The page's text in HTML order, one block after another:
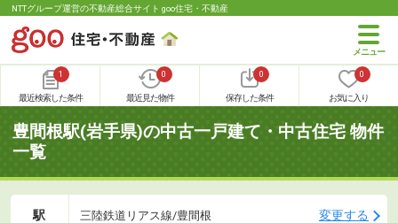
NTTグループ運営の不動産総合サイト goo住宅・不動産
1
最近検索した条件
0
最近見た物件
0
保存した条件
0
お気に入り
豊間根駅(岩手県)の中古一戸建て・中古住宅 物件
一覧
駅 三陸鉄道リアス線/豊間根 変更する